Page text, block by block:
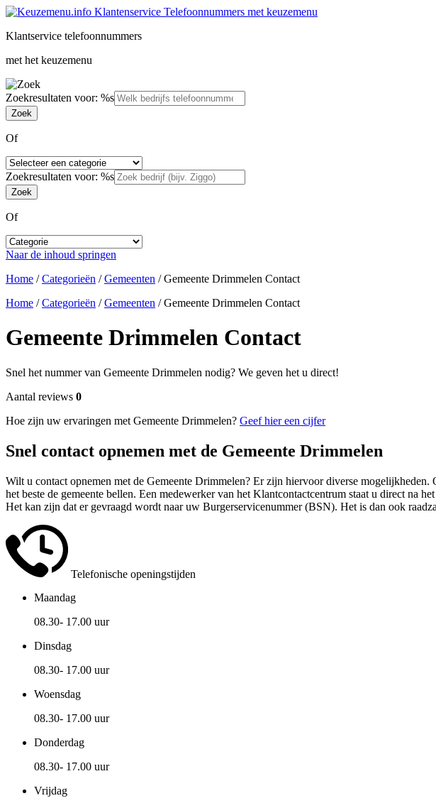
Klantservice telefoonnummers
met het keuzemenu
Zoekresultaten voor: %s
Of
Zoekresultaten voor: %s
Of
Naar de inhoud springen
Home /Categorieën /Gemeenten /Gemeente Drimmelen Contact
Home /Categorieën /Gemeenten /Gemeente Drimmelen Contact
Gemeente Drimmelen Contact
Snel het nummer van Gemeente Drimmelen nodig? We geven het u direct!
Aantal reviews 0
Hoe zijn uw ervaringen met Gemeente Drimmelen? Geef hier een cijfer
Snel contact opnemen met de Gemeente Drimmelen
Wilt u contact opnemen met de Gemeente Drimmelen? Er zijn hiervoor diverse
het beste de gemeente bellen. Een medewerker van het Klantcontactcentrum staat u direct na
Het kan zijn dat er gevraagd wordt naar uw Burgerservicenummer (BSN). Het is dan ook
Telefonische openingstijden
Maandag
08.30- 17.00 uur
Dinsdag
08.30- 17.00 uur
Woensdag
08.30- 17.00 uur
Donderdag
08.30- 17.00 uur
Vrijdag